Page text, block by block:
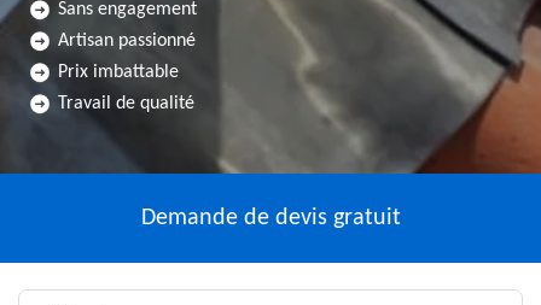
Sans engagement
Artisan passionné
Prix imbattable
Travail de qualité
Demande de devis gratuit